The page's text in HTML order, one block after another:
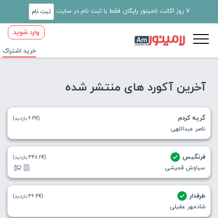
7 روز اکانت لامینور رایگان فقط با ثبت نام در سایت ثبت نام
وارد شوید
خرید اشتراک
آخرین آکورد های منتشر شده
گریه کردم
ناصر عبداللهی
(6.4K بازدید)
فرنگیس
سیاوش قمیشی
(348.2K بازدید)
طرفدار
شادمهر عقیلی
(36.4K بازدید)